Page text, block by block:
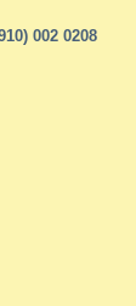
002 0208